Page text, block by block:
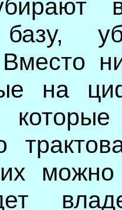
базу,
на
можно